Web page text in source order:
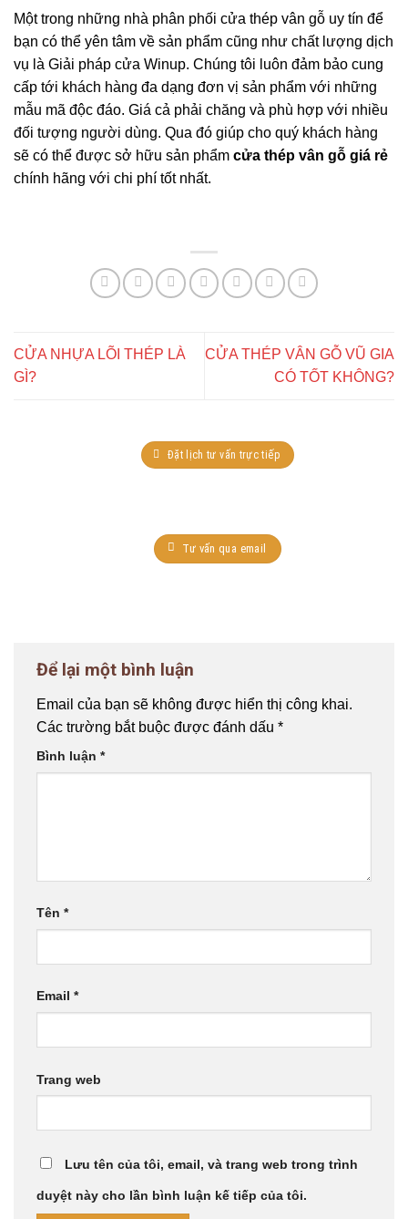
Một trong những nhà phân phối cửa thép vân gỗ uy tín để
bạn có thể yên tâm về sản phẩm cũng như chất lượng dịch
vụ là Giải pháp cửa Winup. Chúng tôi luôn đảm bảo cung
cấp tới khách hàng đa dạng đơn vị sản phẩm với những
mẫu mã độc đáo. Giá cả phải chăng và phù hợp với nhiều
đối tượng người dùng. Qua đó giúp cho quý khách hàng
sẽ có thể được sở hữu sản phẩm cửa thép vân gỗ giá rẻ
chính hãng với chi phí tốt nhất.
CỬA NHỰA LÕI THÉP LÀ
GÌ?
CỬA THÉP VÂN GỖ VŨ GIA
CÓ TỐT KHÔNG?
Đặt lịch tư vấn trực tiếp
Tư vấn qua email
Để lại một bình luận
Email của bạn sẽ không được hiển thị công khai.
Các trường bắt buộc được đánh dấu *
Bình luận *
Tên *
Email *
Trang web
Lưu tên của tôi, email, và trang web trong trình
duyệt này cho lần bình luận kế tiếp của tôi.